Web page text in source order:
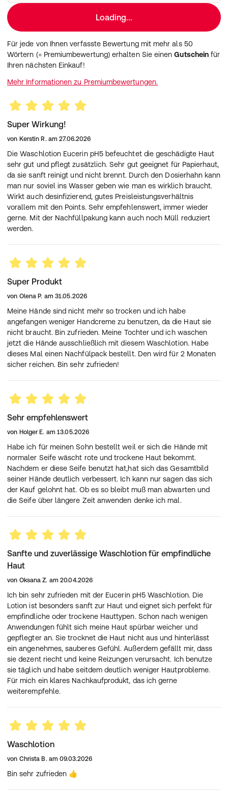
Loading...
Für jede von Ihnen verfasste Bewertung mit mehr als 50
Wörtern (= Premiumbewertung) erhalten Sie einenGutschein für
Ihren nächsten Einkauf!
Mehr Informationen zu Premiumbewertungen.
Super Wirkung!
von Kerstin R. am 27.06.2026
Die Waschlotion Eucerin pH5 befeuchtet die geschädigte Haut
sehr gut und pflegt zusätzlich. Sehr gut geeignet für Papierhaut,
da sie sanft reinigt und nicht brennt. Durch den Dosierhahn kann
man nur soviel ins Wasser geben wie man es wirklich braucht.
Wirkt auch desinfizierend, gutes Preisleistungsverhältnis
vorallem mit den Points. Sehr empfehlenswert, immer wieder
gerne. Mit der Nachfüllpakung kann auch noch Müll reduziert
werden.
Super Produkt
von Olena P. am 31.05.2026
Meine Hände sind nicht mehr so trocken und ich habe
angefangen weniger Handcreme zu benutzen, da die Haut sie
nicht braucht. Bin zufrieden. Meine Tochter und ich waschen
jetzt die Hände ausschließlich mit diesem Waschlotion. Habe
dieses Mal einen Nachfülpack bestellt. Den wird für 2 Monaten
sicher reichen. Bin sehr zufrieden!
Sehr empfehlenswert
von Holger E. am 13.05.2026
Habe ich für meinen Sohn bestellt weil er sich die Hände mit
normaler Seife wäscht rote und trockene Haut bekommt.
Nachdem er diese Seife benutzt hat,hat sich das Gesamtbild
seiner Hände deutlich verbessert. Ich kann nur sagen das sich
der Kauf gelohnt hat. Ob es so bleibt muß man abwarten und
die Seife über längere Zeit anwenden denke ich mal.
Sanfte und zuverlässige Waschlotion für empfindliche
Haut
von Oksana Z. am 20.04.2026
Ich bin sehr zufrieden mit der Eucerin pH5 Waschlotion. Die
Lotion ist besonders sanft zur Haut und eignet sich perfekt für
empfindliche oder trockene Hauttypen. Schon nach wenigen
Anwendungen fühlt sich meine Haut spürbar weicher und
gepflegter an. Sie trocknet die Haut nicht aus und hinterlässt
ein angenehmes, sauberes Gefühl. Außerdem gefällt mir, dass
sie dezent riecht und keine Reizungen verursacht. Ich benutze
sie täglich und habe seitdem deutlich weniger Hautprobleme.
Für mich ein klares Nachkaufprodukt, das ich gerne
weiterempfehle.
Waschlotion
von Christa B. am 09.03.2026
Bin sehr zufrieden 👍